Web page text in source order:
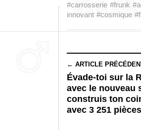
#carrosserie #frunk
innovant #cosmique
← ARTICLE
Évade-toi sur la
avec le nouveau
construis ton
avec 3 251 pièces